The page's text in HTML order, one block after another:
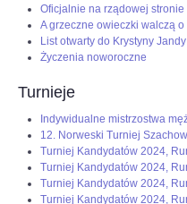
Oficjalnie na rządowej stronie
A grzeczne owieczki walczą
List otwarty do Krystyny Jandy
Życzenia noworoczne
Turnieje
Indywidualne mistrzostwa
12. Norweski Turniej
Turniej Kandydatów 2024,
Turniej Kandydatów 2024,
Turniej Kandydatów 2024,
Turniej Kandydatów 2024,